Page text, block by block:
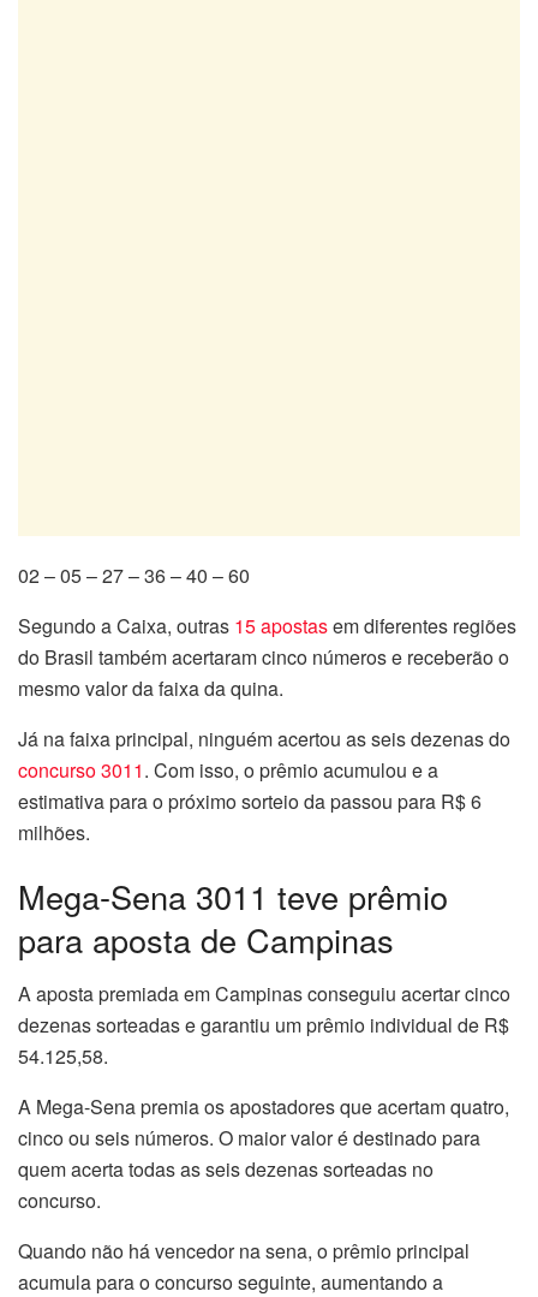
02 – 05 – 27 – 36 – 40 – 60
Segundo a Caixa, outras 15 apostasem diferentes regiões
do Brasil também acertaram cinco números e receberão o
mesmo valor da faixa da quina.
Já na faixa principal, ninguém acertou as seis dezenas do
concurso 3011. Com isso, o prêmio acumulou e a
estimativa para o próximo sorteio da passou para R$ 6
milhões.
Mega-Sena 3011 teve prêmio
para aposta de Campinas
A aposta premiada em Campinas conseguiu acertar cinco
dezenas sorteadas e garantiu um prêmio individual de R$
54.125,58.
A Mega-Sena premia os apostadores que acertam quatro,
cinco ou seis números. O maior valor é destinado para
quem acerta todas as seis dezenas sorteadas no
concurso.
Quando não há vencedor na sena, o prêmio principal
acumula para o concurso seguinte, aumentando a